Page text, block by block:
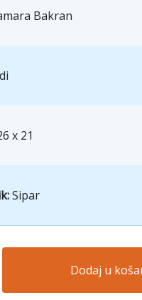
Bakran
x 21
Sipar
Dodaj u